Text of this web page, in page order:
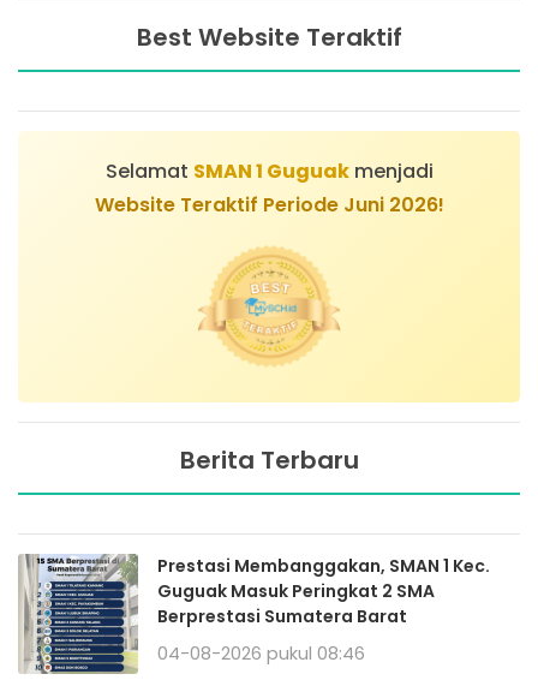
Best Website Teraktif
Selamat SMAN 1 Guguakmenjadi
Website Teraktif Periode Juni 2026!
Berita Terbaru
Prestasi Membanggakan, SMAN 1 Kec.
Guguak Masuk Peringkat 2 SMA
Berprestasi Sumatera Barat
04-08-2026 pukul 08:46